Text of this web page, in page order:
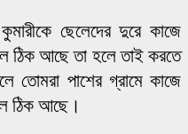
ছেলেদের দুরে কাজে
ঠিক আছে তা হলে তাই করতে
তোমরা পাশের গ্রামে কাজে
ঠিক আছে।